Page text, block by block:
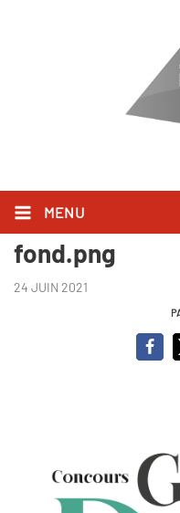
MENU
Visuel-
fond.png
24 JUIN 2021